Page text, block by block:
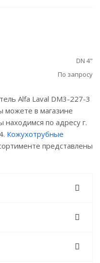
DN 4"
По запросу
Alfa Laval DM3-227-3
можете в магазине
по адресу г.
Кожухотрубные
представлены